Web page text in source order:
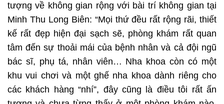
tượng về không gian rộng với bài trí không gian tại
Minh Thu Long Biên: “Mọi thứ đều rất rộng rãi, thiết
kế rất đẹp hiện đại sạch sẽ, phòng khám rất quan
tâm đến sự thoải mái của bệnh nhân và cả đội ngũ
bác sĩ, phụ tá, nhân viên… Nha khoa còn có một
khu vui chơi và một ghế nha khoa dành riêng cho
các khách hàng “nhí”, đây cũng là điều tôi rất ấn